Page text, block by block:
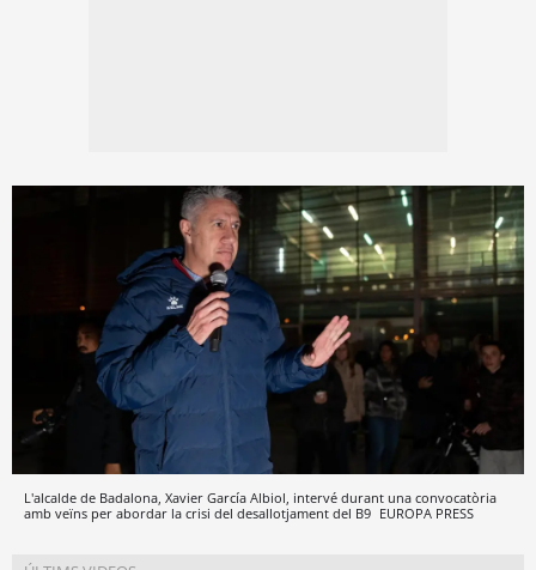
L'alcalde de Badalona, Xavier García Albiol, intervé durant una convocatòria
amb veïns per abordar la crisi del desallotjament del B9 EUROPA PRESS